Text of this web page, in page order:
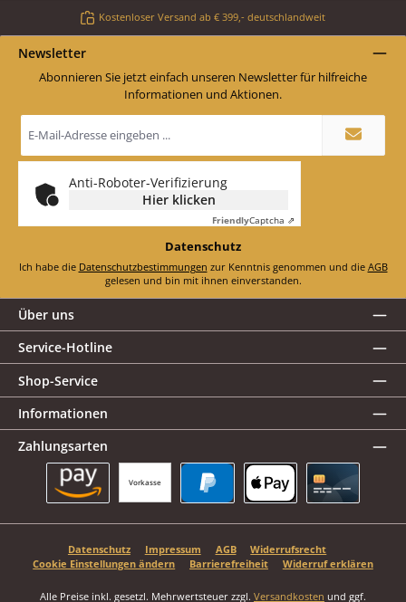
Kostenloser Versand ab € 399,- deutschlandweit
Newsletter
Abonnieren Sie jetzt einfach unseren Newsletter für hilfreiche
Informationen und Aktionen.
E-
Mail-
*
Anti-Roboter-Verifizierung
Hier klicken
FriendlyCaptcha ⇗
Datenschutz
Ich habe die Datenschutzbestimmungen zur Kenntnis genommen und die AGB
gelesen und bin mit ihnen einverstanden.
Über uns
Service-Hotline
Shop-Service
Informationen
Zahlungsarten
Vorkasse
Datenschutz Impressum AGB
Widerrufsrecht
Cookie Einstellungen ändern
Barrierefreiheit Widerruf erklären
Alle Preise inkl. gesetzl. Mehrwertsteuer zzgl. Versandkosten und ggf.